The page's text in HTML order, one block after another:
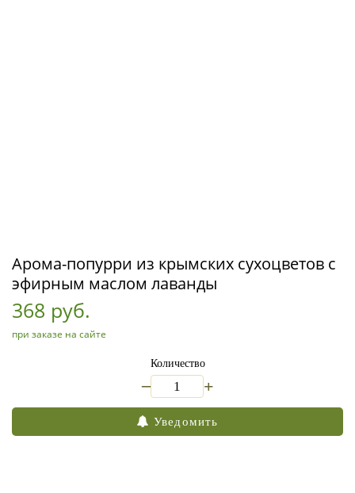
Арома-попурри из крымских сухоцветов с
эфирным маслом лаванды
368 руб.
при заказе на сайте
Количество
+
Уведомить